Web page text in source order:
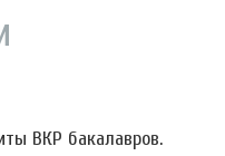
ВКР бакалавров.